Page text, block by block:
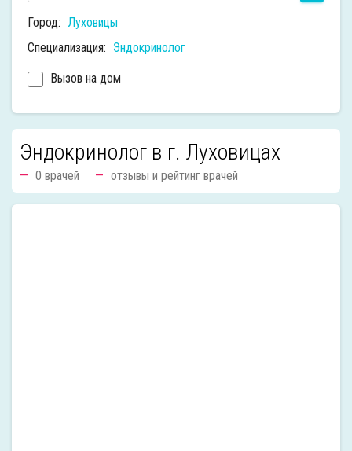
Город: Луховицы
Специализация: Эндокринолог
Вызов на дом
Эндокринолог в г. Луховицах
0 врачей отзывы и рейтинг врачей